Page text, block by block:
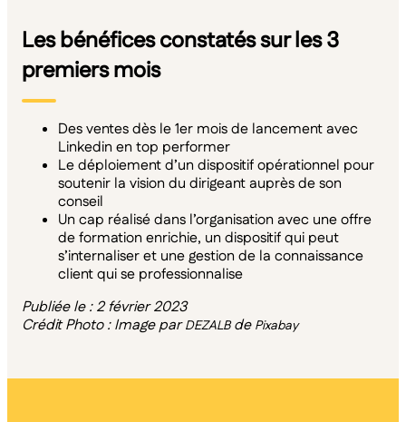
Les bénéfices constatés sur les 3
premiers mois
Des ventes dès le 1er mois de lancement avec
Linkedin en top performer
Le déploiement d’un dispositif opérationnel pour
soutenir la vision du dirigeant auprès de son
conseil
Un cap réalisé dans l’organisation avec une offre
de formation enrichie, un dispositif qui peut
s’internaliser et une gestion de la connaissance
client qui se professionnalise
Publiée le : 2 février 2023
Crédit Photo : Image parDEZALBde Pixabay